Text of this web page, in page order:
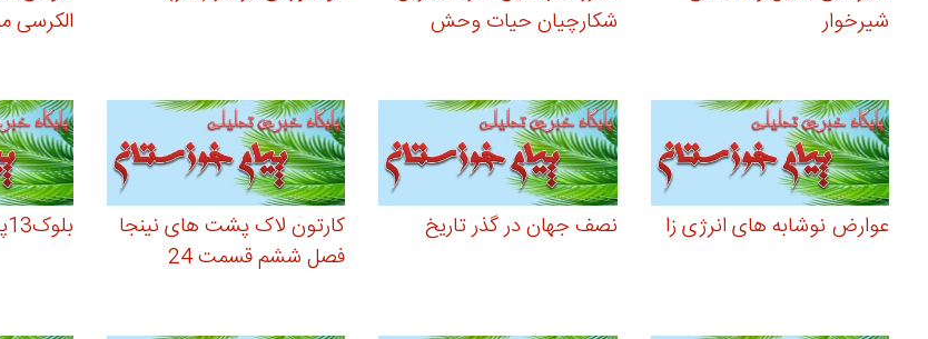
شیرخوار
شکارچیان حیات وحش
الکرسی
عوارض نوشابه های انرژی زا نصف جهان در گذر تاریخ
کارتون لاک پشت های نینجا
فصل ششم قسمت 24
بلوک13پارکور